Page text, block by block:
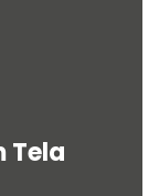
Tela